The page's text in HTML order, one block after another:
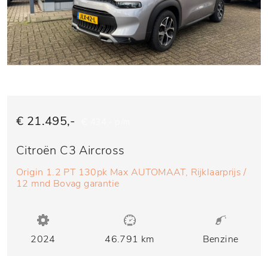
€ 21.495,-
Citroën C3 Aircross
Origin 1.2 PT 130pk Max AUTOMAAT, Rijklaarprijs /
12 mnd Bovag garantie
2024 46.791 km Benzine